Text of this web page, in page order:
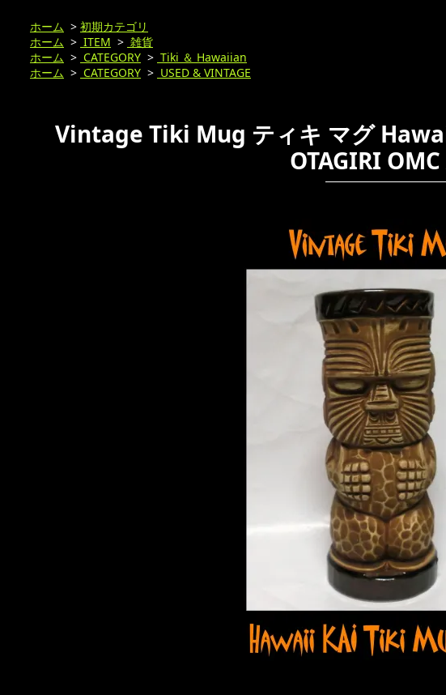
ホーム > 初期カテゴリ
ホーム > ITEM > 雑貨
ホーム > CATEGORY > Tiki ＆ Hawaiian
ホーム > CATEGORY > USED & VINTAGE
Vintage Tiki Mug ティキ マグ
OTAGIRI